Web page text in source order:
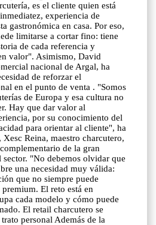
es el cliente quien está
experiencia de
gastronómica en casa. Por eso,
limitarse a cortar fino: tiene
de cada referencia y
valor". Asimismo, David
nacional de Argal, ha
de reforzar el
en el punto de venta . "Somos
de Europa y esa cultura no
Hay que dar valor al
por su conocimiento del
para orientar al cliente", ha
Xesc Reina, maestro charcutero,
de la gran
"No debemos olvidar que
una necesidad muy válida:
que no siempre puede
El reto está en
cada modelo y cómo puede
El retail charcutero se
personal Además de la